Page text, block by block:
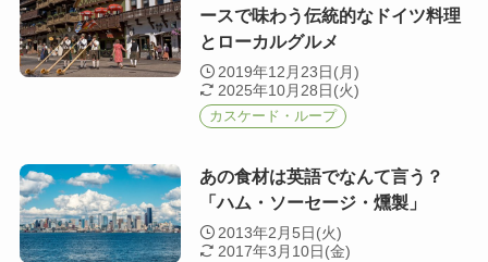
ースで味わう伝統的なドイツ料理
とローカルグルメ
2019年12月23日(月)
2025年10月28日(火)
カスケード・ループ
あの食材は英語でなんて言う？
「ハム・ソーセージ・燻製」
2013年2月5日(火)
2017年3月10日(金)